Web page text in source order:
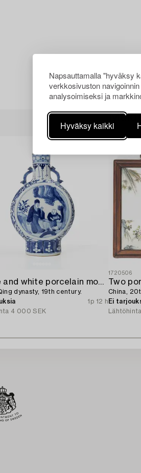
Napsauttamalla "hyväksy
verkkosivuston
analysoimiseksi ja
Hyväksy kaikki
A blue and white porcelain moon flask,
dynasty, 19th century.
1p 12 h
4 000 SEK
1720506
Two
China,
Ei
Lähtöhinta